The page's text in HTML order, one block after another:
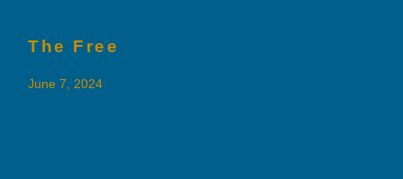
The Free
June 7, 2024